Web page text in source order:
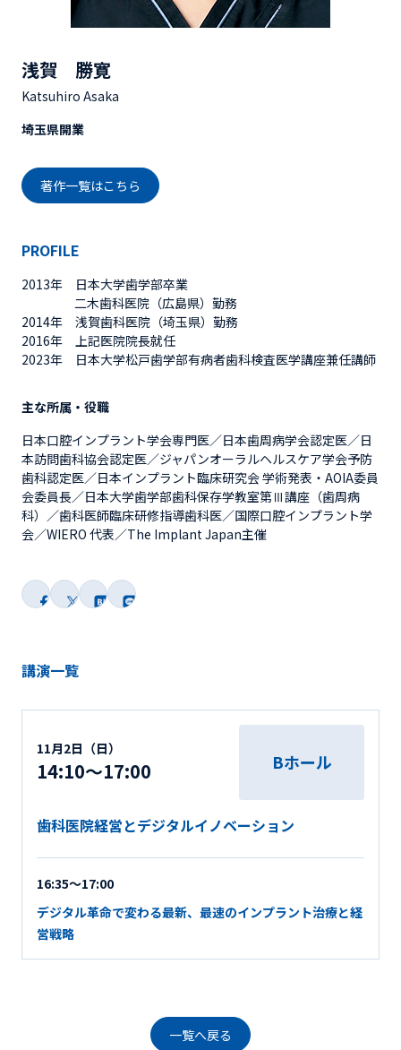
浅賀 勝寛
Katsuhiro Asaka
埼玉県開業
著作一覧はこちら
PROFILE
2013年 日本大学歯学部卒業
二木歯科医院（広島県）勤務
2014年 浅賀歯科医院（埼玉県）勤務
2016年 上記医院院長就任
2023年 日本大学松戸歯学部有病者歯科検査医学講座兼任講師
主な所属・役職
日本口腔インプラント学会専門医／日本歯周病学会認定医／日
本訪問歯科協会認定医／ジャパンオーラルヘルスケア学会予防
歯科認定医／日本インプラント臨床研究会 学術発表・AOIA委員
会委員長／日本大学歯学部歯科保存学教室第Ⅲ講座（歯周病
科）／歯科医師臨床研修指導歯科医／国際口腔インプラント学
会／WIERO 代表／The Implant Japan主催
講演一覧
11月2日（日）
14:10～17:00 Bホール
歯科医院経営とデジタルイノベーション
16:35～17:00
デジタル革命で変わる最新、最速のインプラント治療と経
営戦略
一覧へ戻る